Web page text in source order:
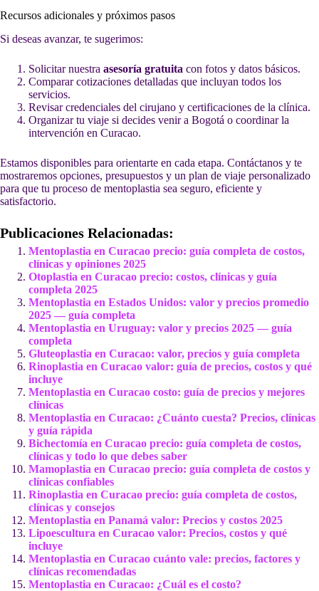
Recursos adicionales y próximos pasos
Si deseas avanzar, te sugerimos:
Solicitar nuestra asesoría gratuita con fotos y datos básicos.
Comparar cotizaciones detalladas que incluyan todos los
servicios.
Revisar credenciales del cirujano y certificaciones de la clínica.
Organizar tu viaje si decides venir a Bogotá o coordinar la
intervención en Curacao.
Estamos disponibles para orientarte en cada etapa. Contáctanos y te
mostraremos opciones, presupuestos y un plan de viaje personalizado
para que tu proceso de mentoplastia sea seguro, eficiente y
satisfactorio.
Publicaciones Relacionadas:
Mentoplastia en Curacao precio: guía completa de costos,
clínicas y opiniones 2025
Otoplastia en Curacao precio: costos, clínicas y guía
completa 2025
Mentoplastia en Estados Unidos: valor y precios promedio
2025 — guía completa
Mentoplastia en Uruguay: valor y precios 2025 — guía
completa
Gluteoplastia en Curacao: valor, precios y guía completa
Rinoplastia en Curacao valor: guía de precios, costos y qué
incluye
Mentoplastia en Curacao costo: guía de precios y mejores
clínicas
Mentoplastia en Curacao: ¿Cuánto cuesta? Precios, clínicas
y guía rápida
Bichectomía en Curacao precio: guía completa de costos,
clínicas y todo lo que debes saber
Mamoplastia en Curacao precio: guía completa de costos y
clínicas confiables
Rinoplastia en Curacao precio: guía completa de costos,
clínicas y consejos
Mentoplastia en Panamá valor: Precios y costos 2025
Lipoescultura en Curacao valor: Precios, costos y qué
incluye
Mentoplastia en Curacao cuánto vale: precios, factores y
clínicas recomendadas
Mentoplastia en Curacao: ¿Cuál es el costo?